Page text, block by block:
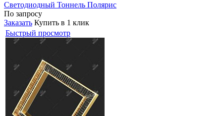
Светодиодный Тоннель Полярис
По запросу
Заказать Купить в 1 клик
Быстрый просмотр